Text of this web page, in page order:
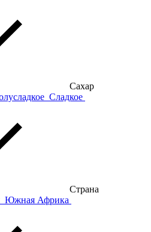
Сахар
Сладкое
Страна
Южная Африка